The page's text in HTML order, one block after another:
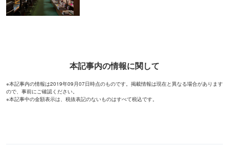
本記事内の情報に関して
※本記事内の情報は2019年09月07日時点のものです。掲載情報は現在と異なる場合があります
ので、事前にご確認ください。
※本記事中の金額表示は、税抜表記のないものはすべて税込です。